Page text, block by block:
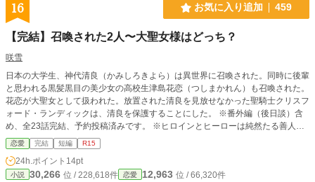
16 お気に入り追加 459
【完結】召喚された2人〜大聖女様はどっち？
咲雪
日本の大学生、神代清良（かみしろきよら）は異世界に召喚された。同時に後輩
と思われる黒髪黒目の美少女の高校生津島花恋（つしまかれん）も召喚された。
花恋が大聖女として扱われた。放置された清良を見放せなかった聖騎士クリスフ
ォード・ランディックは、清良を保護することにした。 ※番外編（後日談）含
め、全23話完結、予約投稿済みです。 ※ヒロインとヒーローは純然たる善人で
はないです。 ※騎士の上位が聖騎士という設定です。 ※下品かも知れません。
※甘々（当社比） ※ご都合展開あり。
恋愛 完結 短編 R15
24h.ポイント 14pt
小説 30,266 位 / 228,618件 恋愛 12,963 位 / 66,320件